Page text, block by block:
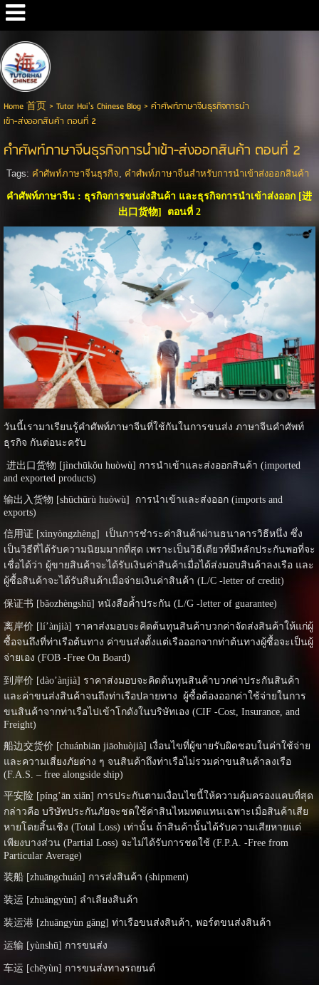
Google+
Home 首页> Tutor Hai's Chinese Blog> คำศัพท์ภาษาจีนธุรกิจการนำ
เข้า-ส่งออกสินค้า ตอนที่ 2
คำศัพท์ภาษาจีนธุรกิจการนำเข้า-ส่งออกสินค้า ตอนที่ 2
Tags: คำศัพท์ภาษาจีนธุรกิจ, คำศํพท์ภาษาจีนสำหรับการนำเข้าส่งออกสินค้า
คำศัพท์ภาษาจีน : ธุรกิจการขนส่งสินค้า และธุรกิจการนำเข้าส่งออก [进
出口货物] ตอนที่ 2
วันนี้เรามาเรียนรู้คำศัพท์ภาษาจีนที่ใช้กันในการขนส่ง ภาษาจีนคำศัพท์
ธุรกิจ กันต่อนะครับ
进出口货物 [jìnchūkǒu huòwù] การนำเข้าและส่งออกสินค้า (imported
and exported products)
输出入货物 [shūchūrù huòwù] การนำเข้าและส่งออก (imports and
exports)
信用证 [xìnyòngzhèng] เป็นการชำระค่าสินค้าผ่านธนาคารวิธีหนึ่ง ซึ่ง
เป็นวิธีที่ได้รับความนิยมมากที่สุด เพราะเป็นวิธีเดียวที่มีหลักประกันพอที่จะ
เชื่อได้ว่า ผู้ขายสินค้าจะได้รับเงินค่าสินค้าเมื่อได้ส่งมอบสินค้าลงเรือ และ
ผู้ซื้อสินค้าจะได้รับสินค้าเมื่อจ่ายเงินค่าสินค้า (L/C -letter of credit)
保证书 [bǎozhèngshū] หนังสือค้ำประกัน (L/G -letter of guarantee)
离岸价 [lí’ànjià] ราคาส่งมอบจะคิดต้นทุนสินค้าบวกค่าจัดส่งสินค้าให้แก่ผู้
ซื้อจนถึงที่ท่าเรือต้นทาง ค่าขนส่งตั้งแต่เรือออกจากท่าต้นทางผู้ซื้อจะเป็นผู้
จ่ายเอง (FOB -Free On Board)
到岸价 [dào’ànjià] ราคาส่งมอบจะคิดต้นทุนสินค้าบวกค่าประกันสินค้า
และค่าขนส่งสินค้าจนถึงท่าเรือปลายทาง ผู้ซื้อต้องออกค่าใช้จ่ายในการ
ขนสินค้าจากท่าเรือไปเข้าโกดังในบริษัทเอง (CIF -Cost, Insurance, and
Freight)
船边交货价 [chuánbiān jiāohuòjià] เงื่อนไขที่ผู้ขายรับผิดชอบในค่าใช้จ่าย
และความเสี่ยงภัยต่าง ๆ จนสินค้าถึงท่าเรือไม่รวมค่าขนสินค้าลงเรือ
(F.A.S. – free alongside ship)
平安险 [píng’ān xiǎn] การประกันตามเงื่อนไขนี้ให้ความคุ้มครองแคบที่สุด
กล่าวคือ บริษัทประกันภัยจะชดใช้ค่าสินไหมทดแทนเฉพาะเมื่อสินค้าเสีย
หายโดยสิ้นเชิง (Total Loss) เท่านั้น ถ้าสินค้านั้นได้รับความเสียหายแต่
เพียงบางส่วน (Partial Loss) จะไม่ได้รับการชดใช้ (F.P.A. -Free from
Particular Average)
装船 [zhuāngchuán] การส่งสินค้า (shipment)
装运 [zhuāngyùn] ลำเลียงสินค้า
装运港 [zhuāngyùn gǎng] ท่าเรือขนส่งสินค้า, พอร์ตขนส่งสินค้า
运输 [yùnshū] การขนส่ง
车运 [chēyùn] การขนส่งทางรถยนต์